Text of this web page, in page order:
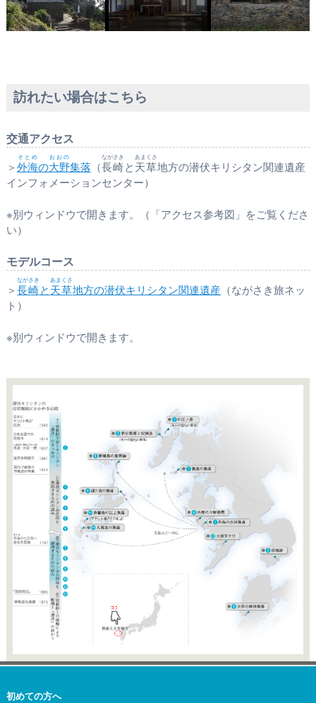
訪れたい場合はこちら
交通アクセス
＞ 外海
そとめ
の大野
おおの
集落 （長崎
ながさき
と 天草
あまくさ
地方の潜伏キリシタン関連遺産
インフォメーションセンター）
※別ウィンドウで開きます。（「アクセス参考図」をご覧くださ
い）
モデルコース
＞ 長崎
ながさき
と 天草
あまくさ
地方の潜伏キリシタン関連遺産 （ながさき旅ネッ
ト）
※別ウィンドウで開きます。
初めての方へ